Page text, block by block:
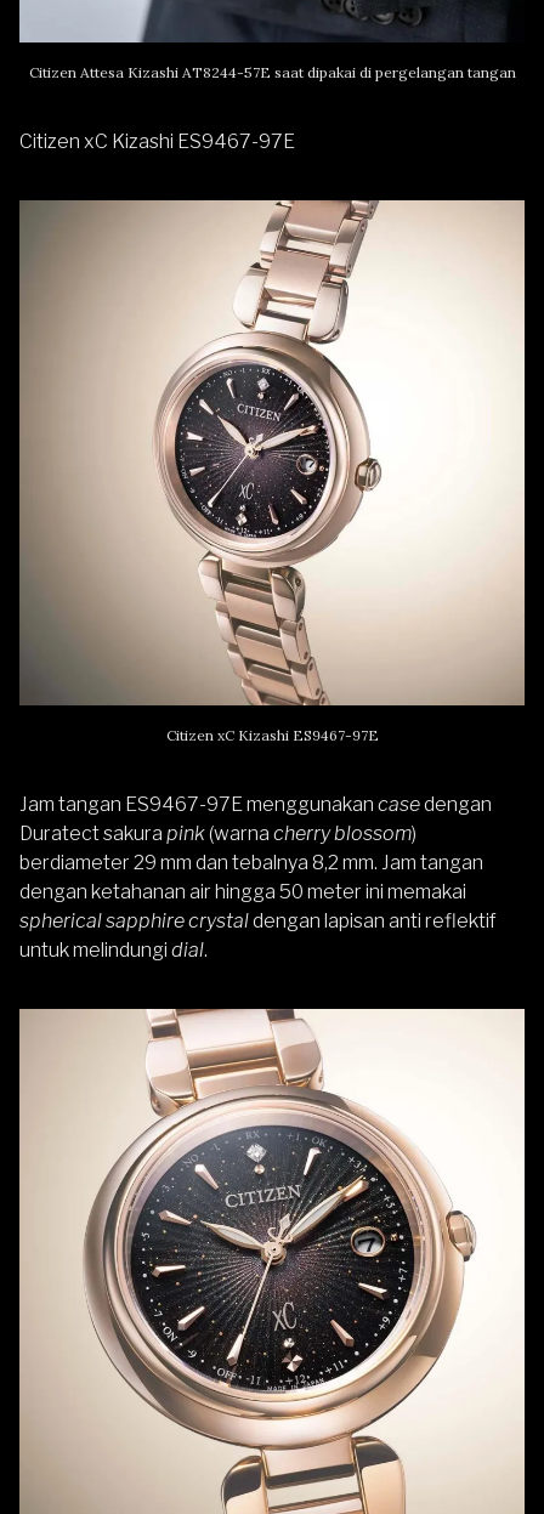
Citizen Attesa Kizashi AT8244-57E saat dipakai di pergelangan tangan
Citizen xC Kizashi ES9467-97E
Citizen xC Kizashi ES9467-97E
Jam tangan ES9467-97E menggunakan casedengan
Duratect sakura pink(warna cherry blossom)
berdiameter 29 mm dan tebalnya 8,2 mm. Jam tangan
dengan ketahanan air hingga 50 meter ini memakai
spherical sapphire crystaldengan lapisan anti reflektif
untuk melindungi dial.